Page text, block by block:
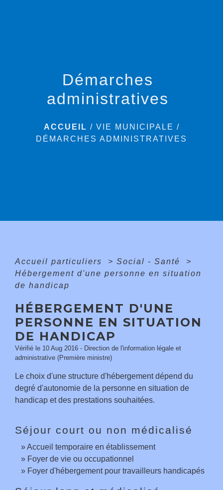
Démarches
administratives
ACCUEIL / VIE MUNICIPALE /
DÉMARCHES ADMINISTRATIVES
Accueil particuliers > Social - Santé
>
Hébergement d'une personne en situation
de handicap
HÉBERGEMENT D'UNE
PERSONNE EN SITUATION
DE HANDICAP
Vérifié le 10 Aug 2016 - Direction de l'information légale et
administrative (Première ministre)
Le choix d'une structure d'hébergement dépend du
degré d'autonomie de la personne en situation de
handicap et des prestations souhaitées.
Séjour court ou non médicalisé
Accueil temporaire en établissement
Foyer de vie ou occupationnel
Foyer d'hébergement pour travailleurs handicapés